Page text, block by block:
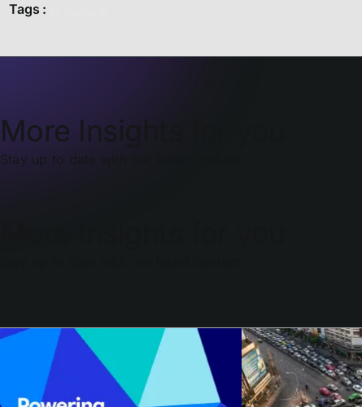
Tags :
More Insights for you
Stay up to date with our latest content